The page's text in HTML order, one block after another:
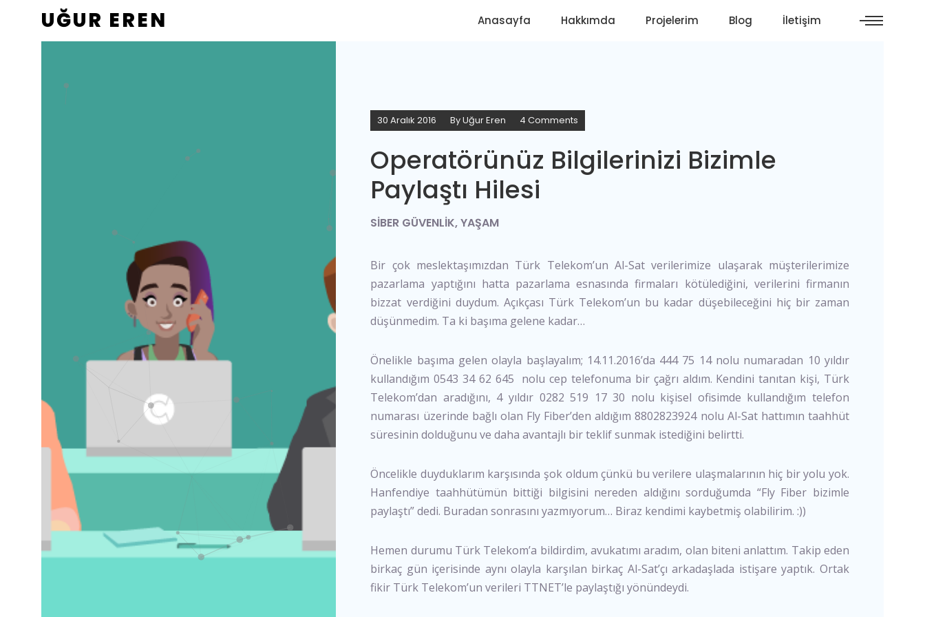
UĞUR EREN Anasayfa Hakkımda Projelerim Blog İletişim
30 Aralık 2016 ByUğur Eren 4 Comments
Operatörünüz Bilgilerinizi Bizimle
Paylaştı Hilesi
SIBER GÜVENLIK,YAŞAM
Bir çok meslektaşımızdan Türk Telekom’un Al-Sat verilerimize ulaşarak müşterilerimize
pazarlama yaptığını hatta pazarlama esnasında firmaları kötülediğini, verilerini firmanın
bizzat verdiğini duydum. Açıkçası Türk Telekom’un bu kadar düşebileceğini hiç bir zaman
düşünmedim. Ta ki başıma gelene kadar…
Önelikle başıma gelen olayla başlayalım; 14.11.2016’da 444 75 14 nolu numaradan 10 yıldır
kullandığım 0543 34 62 645 nolu cep telefonuma bir çağrı aldım. Kendini tanıtan kişi, Türk
Telekom’dan aradığını, 4 yıldır 0282 519 17 30 nolu kişisel ofisimde kullandığım telefon
numarası üzerinde bağlı olan Fly Fiber’den aldığım 8802823924 nolu Al-Sat hattımın taahhüt
süresinin dolduğunu ve daha avantajlı bir teklif sunmak istediğini belirtti.
Öncelikle duyduklarım karşısında şok oldum çünkü bu verilere ulaşmalarının hiç bir yolu yok.
Hanfendiye taahhütümün bittiği bilgisini nereden aldığını sorduğumda “Fly Fiber bizimle
paylaştı” dedi. Buradan sonrasını yazmıyorum… Biraz kendimi kaybetmiş olabilirim. :))
Hemen durumu Türk Telekom’a bildirdim, avukatımı aradım, olan biteni anlattım. Takip eden
birkaç gün içerisinde aynı olayla karşılan birkaç Al-Sat’çı arkadaşlada istişare yaptık. Ortak
fikir Türk Telekom’un verileri TTNET’le paylaştığı yönündeydi.